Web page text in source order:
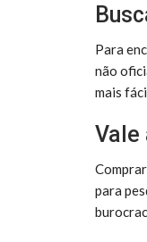
Para
não
mais
Vale
para